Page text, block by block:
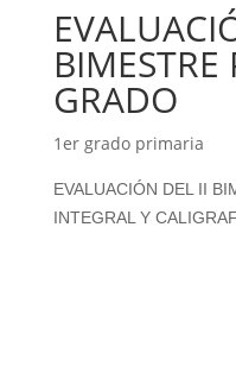
BIMESTRE
GRADO
1er grado primaria
EVALUACIÓN DEL II
INTEGRAL Y